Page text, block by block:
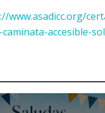
www.asadicc.org/
accesible-